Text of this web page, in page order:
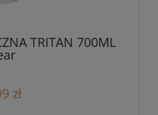
TRITAN 700ML
zł